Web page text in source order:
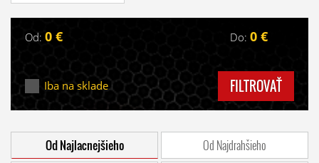
Od: 0 € Do: 0 €
Iba na sklade FILTROVAŤ
Od Najlacnejšieho
Od Najdrahšieho